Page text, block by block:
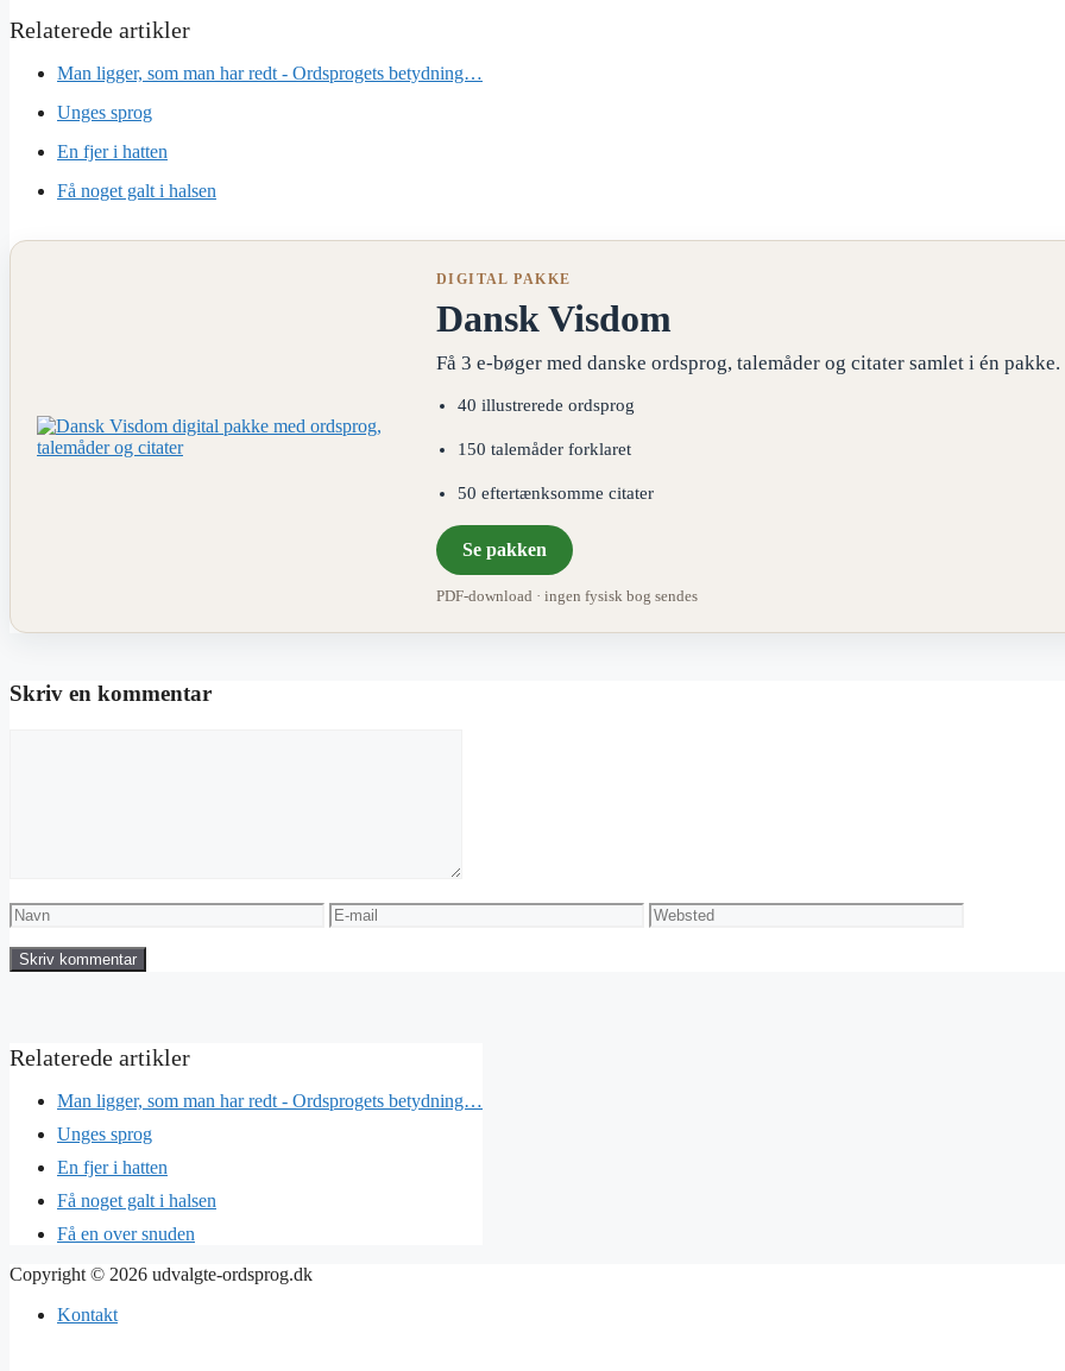
Man ligger, som man har redt - Ordsprogets betydning…
Unges sprog
En fjer i hatten
Få noget galt i halsen
DIGITAL PAKKE
Dansk Visdom
Få 3 e-bøger med danske ordsprog, talemåder og citater samlet i én pakke.
40 illustrerede ordsprog
150 talemåder forklaret
50 eftertænksomme citater
Se pakken
PDF-download · ingen fysisk bog sendes
Skriv en kommentar
Navn
E-
mail
Websted
Man ligger, som man har redt - Ordsprogets betydning…
Unges sprog
En fjer i hatten
Få noget galt i halsen
Få en over snuden
Copyright © 2026 udvalgte-ordsprog.dk
Kontakt